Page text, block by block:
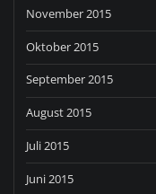
November 2015
Oktober 2015
September 2015
August 2015
Juli 2015
Juni 2015